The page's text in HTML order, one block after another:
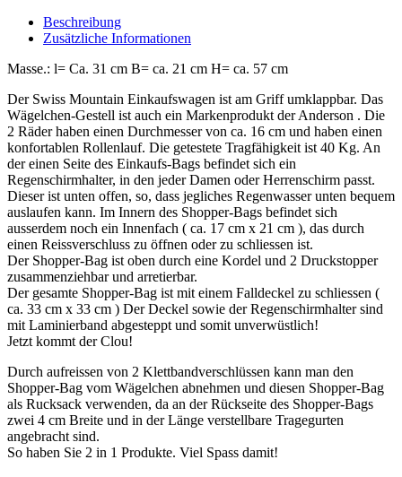
Beschreibung
Zusätzliche Informationen
Masse.: l= Ca. 31 cm B= ca. 21 cm H= ca. 57 cm
Der Swiss Mountain Einkaufswagen ist am Griff umklappbar. Das
Wägelchen-Gestell ist auch ein Markenprodukt der Anderson . Die
2 Räder haben einen Durchmesser von ca. 16 cm und haben einen
konfortablen Rollenlauf. Die getestete Tragfähigkeit ist 40 Kg. An
der einen Seite des Einkaufs-Bags befindet sich ein
Regenschirmhalter, in den jeder Damen oder Herrenschirm passt.
Dieser ist unten offen, so, dass jegliches Regenwasser unten bequem
auslaufen kann. Im Innern des Shopper-Bags befindet sich
ausserdem noch ein Innenfach ( ca. 17 cm x 21 cm ), das durch
einen Reissverschluss zu öffnen oder zu schliessen ist.
Der Shopper-Bag ist oben durch eine Kordel und 2 Druckstopper
zusammenziehbar und arretierbar.
Der gesamte Shopper-Bag ist mit einem Falldeckel zu schliessen (
ca. 33 cm x 33 cm ) Der Deckel sowie der Regenschirmhalter sind
mit Laminierband abgesteppt und somit unverwüstlich!
Jetzt kommt der Clou!
Durch aufreissen von 2 Klettbandverschlüssen kann man den
Shopper-Bag vom Wägelchen abnehmen und diesen Shopper-Bag
als Rucksack verwenden, da an der Rückseite des Shopper-Bags
zwei 4 cm Breite und in der Länge verstellbare Tragegurten
angebracht sind.
So haben Sie 2 in 1 Produkte. Viel Spass damit!